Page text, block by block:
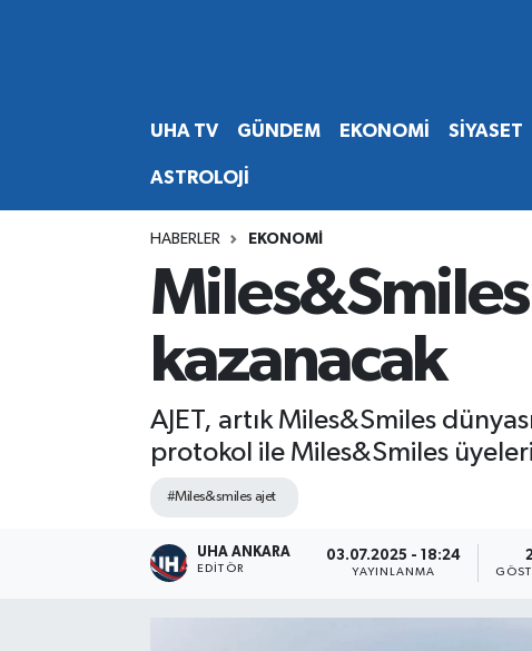
UHA TV GÜNDEM EKONOMİ SİYASET
ASTROLOJİ
HABERLER EKONOMİ
kazanacak
AJET, artık Miles&Smiles
protokol ile Miles&Smiles
#Miles&smiles ajet
UHA ANKARA
EDITÖR
03.07.2025 - 18:24
YAYINLANMA
Hava Durumu
Süper Lig Puan Durumu ve Fikstür
Tüm Manşetler
Son Dakika Haberleri